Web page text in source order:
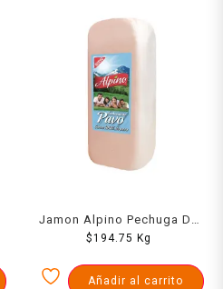
Jamon Alpino Pechuga De
Pavo 1000 Grs
$194.75 Kg
Añadir al carrito